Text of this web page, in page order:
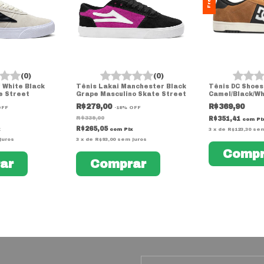
(0)
Black
Street
(0)
Tênis Lakai Manchester Black
Grape Masculino Skate Street
R$279,00 -18% OFF
R$339,00
R$265,05 com Pix
3 x de R$93,00 sem juros
Comprar
Tênis DC
Camel/Black/
Original –
Street
R$369,90
R$351,41 com
3 x de R$123,30